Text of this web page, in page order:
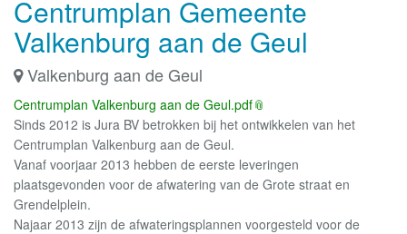
Centrumplan Gemeente
Valkenburg aan de Geul
Valkenburg aan de Geul
Centrumplan Valkenburg aan de Geul.pdf
Sinds 2012 is Jura BV betrokken bij het ontwikkelen van het
Centrumplan Valkenburg aan de Geul.
Vanaf voorjaar 2013 hebben de eerste leveringen
plaatsgevonden voor de afwatering van de Grote straat en
Grendelplein.
Najaar 2013 zijn de afwateringsplannen voorgesteld voor de